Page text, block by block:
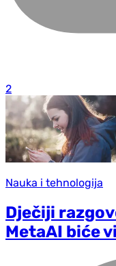
2
Nauka i tehnologija
Dječiji
MetaAI biće